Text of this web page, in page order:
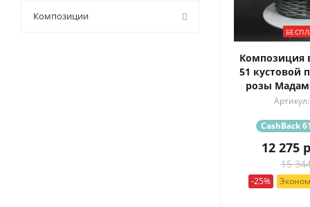
Композиция
51 кустовой
розы
CashBack
12 275
15
-25%
9 (0)
Композиции